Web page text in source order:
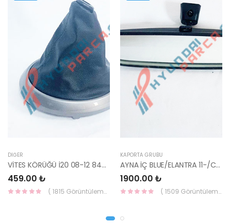
DIĞER
VİTES KÖRÜĞÜ İ20 08-12 84640-1J000-YS
459.00 ₺
( 1815 Görüntüleme )
KAPORTA GRUBU
AYNA İÇ BLUE/ELANTRA 11-/CEED 10-/RİO 12-/SPORTAGE 11- 85101-3X100-HMC
1900.00 ₺
( 1509 Görüntüleme )